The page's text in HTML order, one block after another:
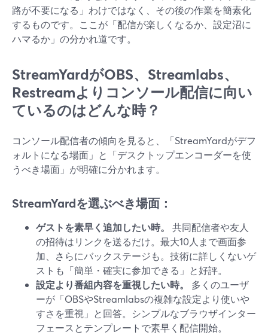
路が不要になる」わけではなく、その後の作業を簡素化
するものです。ここが「配信が楽しくなるか、設定沼に
ハマるか」の分かれ道です。
StreamYardがOBS、Streamlabs、
Restreamよりコンソール配信に向い
ているのはどんな時？
コンソール配信者の傾向を見ると、「StreamYardがデフ
ォルトになる場面」と「デスクトップエンコーダーを使
うべき場面」が明確に分かれます。
StreamYardを選ぶべき場面：
ゲストを素早く追加したい時。
共同配信者や友人
の招待はリンクを送るだけ。最大10人まで画面参
加、さらにバックステージも。技術に詳しくないゲ
ストも「簡単・確実に参加できる」と好評。
設定より番組内容を重視したい時。
多くのユーザ
ーが「OBSやStreamlabsの複雑な設定より使いや
すさを重視」と回答。シンプルなブラウザインター
フェースとテンプレートで素早く配信開始。